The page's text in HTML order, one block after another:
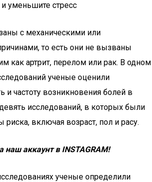
уменьшите стресс
с механическими или
то есть они не вызваны
как артрит, перелом или рак. В одном
ученые оценили
и частоту возникновения болей в
исследований, в которых были
включая возраст, пол и расу.
наш аккаунт в INSTAGRAM!
ученые определили